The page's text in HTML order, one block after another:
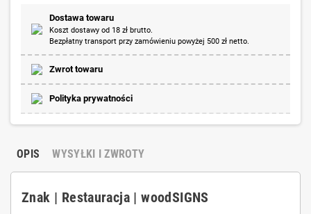
Dostawa towaru
Koszt dostawy od 18 zł brutto.
Bezpłatny transport przy zamówieniu powyżej 500 zł netto.
Zwrot towaru
Polityka prywatności
OPIS WYSYŁKI I ZWROTY
Znak | Restauracja | woodSIGNS